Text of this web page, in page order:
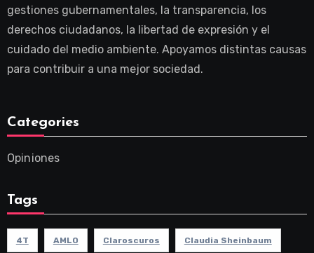
gestiones gubernamentales, la transparencia, los
derechos ciudadanos, la libertad de expresión y el
cuidado del medio ambiente. Apoyamos distintas causas
para contribuir a una mejor sociedad.
Categories
Opiniones
Tags
4T AMLO Claroscuros Claudia Sheinbaum